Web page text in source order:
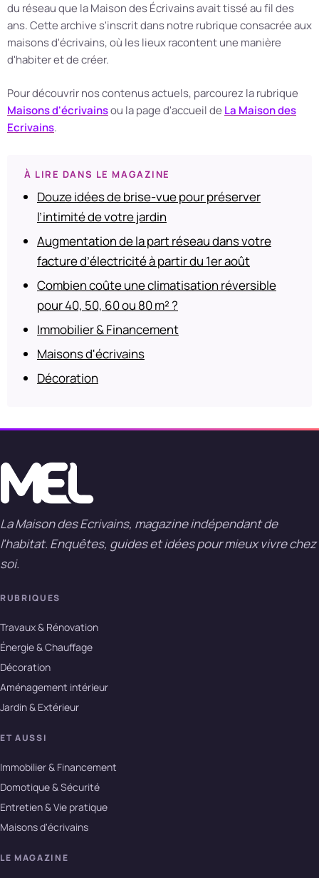
du réseau que la Maison des Écrivains avait tissé au fil des
ans. Cette archive s'inscrit dans notre rubrique consacrée aux
maisons d'écrivains, où les lieux racontent une manière
d'habiter et de créer.
Pour découvrir nos contenus actuels, parcourez la rubrique
Maisons d'écrivainsou la page d'accueil de La Maison des
Ecrivains.
À LIRE DANS LE MAGAZINE
Douze idées de brise-vue pour préserver
l’intimité de votre jardin
Augmentation de la part réseau dans votre
facture d’électricité à partir du 1er août
Combien coûte une climatisation réversible
pour 40, 50, 60 ou 80 m² ?
Immobilier & Financement
Maisons d'écrivains
Décoration
La Maison des Ecrivains, magazine indépendant de
l'habitat. Enquêtes, guides et idées pour mieux vivre chez
soi.
RUBRIQUES
Travaux & Rénovation
Énergie & Chauffage
Décoration
Aménagement intérieur
Jardin & Extérieur
ET AUSSI
Immobilier & Financement
Domotique & Sécurité
Entretien & Vie pratique
Maisons d'écrivains
LE MAGAZINE